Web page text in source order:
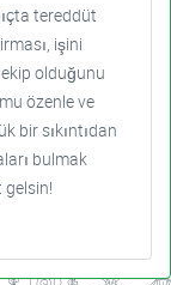
tereddüt
işini
olduğunu
özenle ve
bir sıkıntıdan
bulmak